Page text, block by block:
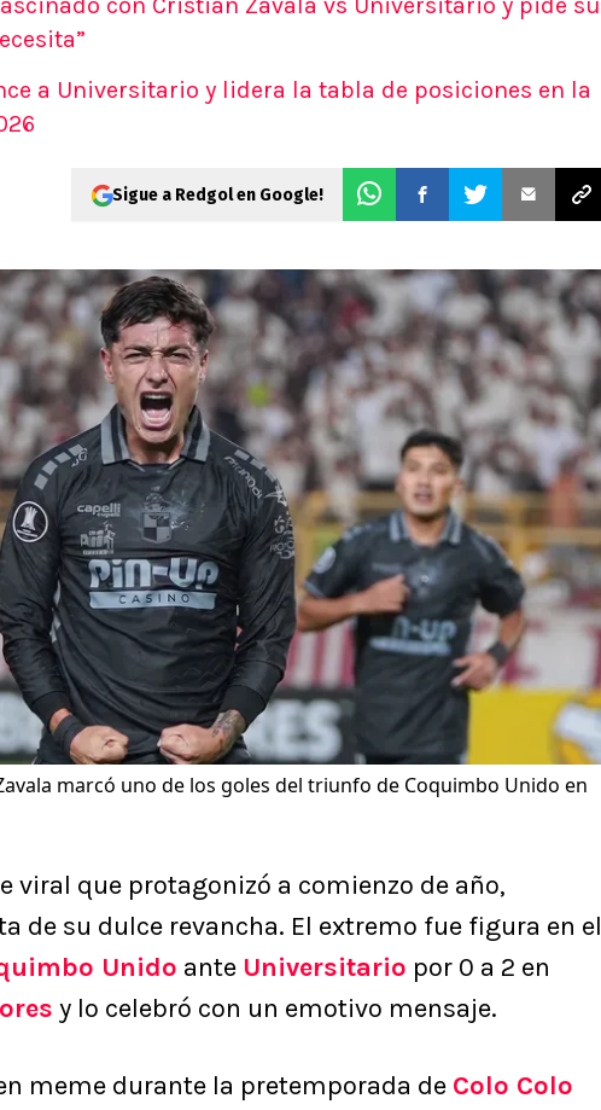
a Universitario y lidera la tabla de posiciones en la
Sigue a Redgol en Google!
marcó uno de los goles del triunfo de Coquimbo Unido en
viral que protagonizó a comienzo de año,
de su dulce revancha. El extremo fue figura en el
Unido ante Universitario por 0 a 2 en
y lo celebró con un emotivo mensaje.
meme durante la pretemporada de Colo Colo